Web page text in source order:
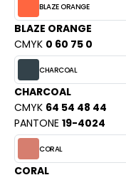
SHIRT
SHIRT
PROFESSIONNELLE
- BLOUSON
COOL
HOODS
T'S
BLAZE ORANGE
BLAZE ORANGE
CMYK 0 60 75 0
CHARCOAL
CHARCOAL
CMYK 64 54 48 44
PANTONE 19-4024
CORAL
CORAL